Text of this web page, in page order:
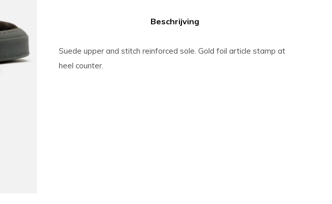
Beschrijving
Suede upper and stitch reinforced sole. Gold foil article stamp at
heel counter.